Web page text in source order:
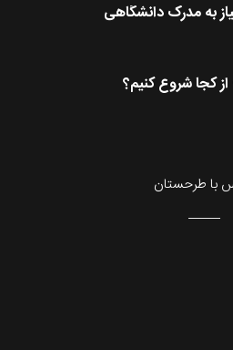
به مدرک دانشگاهی
کجا شروع کنیم؟
با طرحستان